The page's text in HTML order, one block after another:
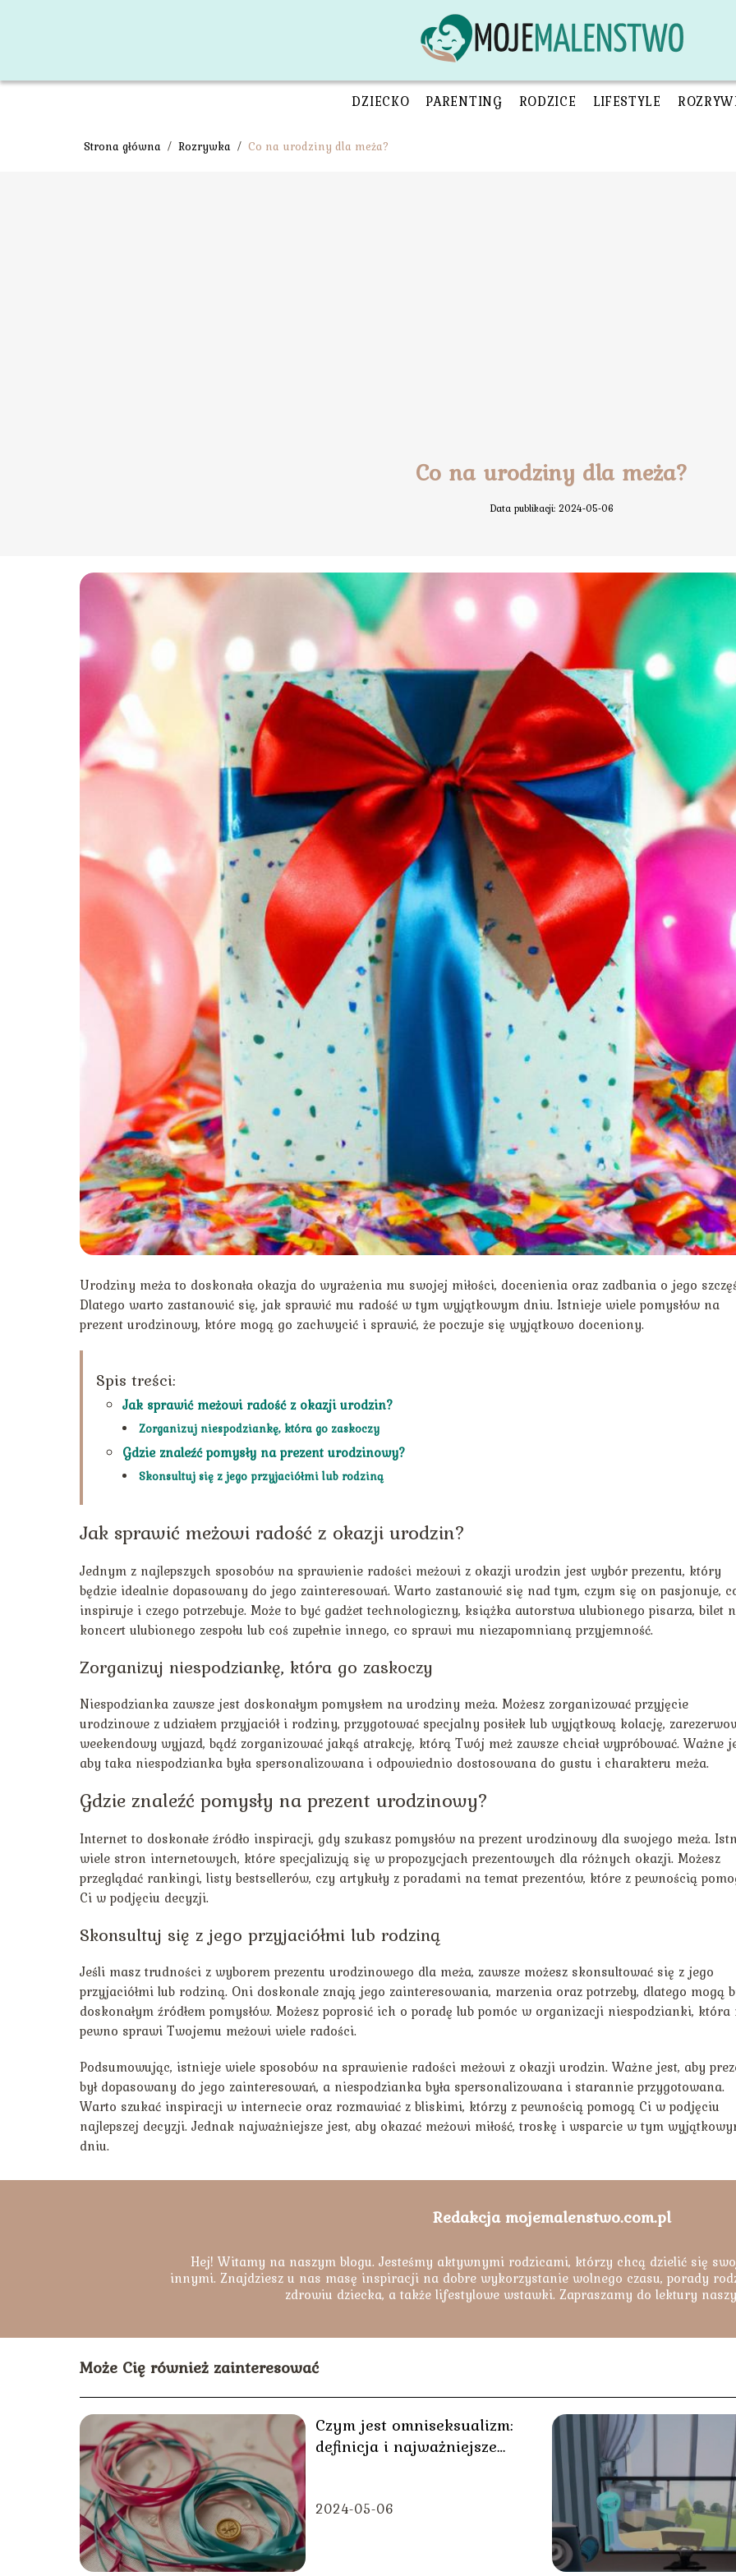
DZIECKO PARENTING RODZICE LIFESTYLE
Strona główna / Rozrywka / Co na urodziny dla meża?
Co na urodziny dla meża?
Data publikacji: 2024-05-06
Urodziny meża to doskonała okazja do wyrażenia mu swojej miłości, docenienia oraz zadbania o jego
Dlatego warto zastanowić się, jak sprawić mu radość w tym wyjątkowym dniu. Istnieje wiele pomysłów na
prezent urodzinowy, które mogą go zachwycić i sprawić, że poczuje się wyjątkowo doceniony.
Spis treści:
Jak sprawić meżowi radość z okazji urodzin?
Zorganizuj niespodziankę, która go zaskoczy
Gdzie znaleźć pomysły na prezent urodzinowy?
Skonsultuj się z jego przyjaciółmi lub rodziną
Jak sprawić meżowi radość z okazji urodzin?
Jednym z najlepszych sposobów na sprawienie radości meżowi z okazji urodzin jest wybór prezentu, który
będzie idealnie dopasowany do jego zainteresowań. Warto zastanowić się nad tym, czym się on pasjonuje,
inspiruje i czego potrzebuje. Może to być gadżet technologiczny, książka autorstwa ulubionego pisarza, bilet
koncert ulubionego zespołu lub coś zupełnie innego, co sprawi mu niezapomnianą przyjemność.
Zorganizuj niespodziankę, która go zaskoczy
Niespodzianka zawsze jest doskonałym pomysłem na urodziny meża. Możesz zorganizować przyjęcie
urodzinowe z udziałem przyjaciół i rodziny, przygotować specjalny posiłek lub wyjątkową kolację,
weekendowy wyjazd, bądź zorganizować jakąś atrakcję, którą Twój meż zawsze chciał wypróbować. Ważne
aby taka niespodzianka była spersonalizowana i odpowiednio dostosowana do gustu i charakteru meża.
Gdzie znaleźć pomysły na prezent urodzinowy?
Internet to doskonałe źródło inspiracji, gdy szukasz pomysłów na prezent urodzinowy dla swojego meża.
wiele stron internetowych, które specjalizują się w propozycjach prezentowych dla różnych okazji. Możesz
przeglądać rankingi, listy bestsellerów, czy artykuły z poradami na temat prezentów, które z pewnością
Ci w podjęciu decyzji.
Skonsultuj się z jego przyjaciółmi lub rodziną
Jeśli masz trudności z wyborem prezentu urodzinowego dla meża, zawsze możesz skonsultować się z jego
przyjaciółmi lub rodziną. Oni doskonale znają jego zainteresowania, marzenia oraz potrzeby, dlatego mogą
doskonałym źródłem pomysłów. Możesz poprosić ich o poradę lub pomóc w organizacji niespodzianki, która
pewno sprawi Twojemu meżowi wiele radości.
Podsumowując, istnieje wiele sposobów na sprawienie radości meżowi z okazji urodzin. Ważne jest, aby
był dopasowany do jego zainteresowań, a niespodzianka była spersonalizowana i starannie przygotowana.
Warto szukać inspiracji w internecie oraz rozmawiać z bliskimi, którzy z pewnością pomogą Ci w podjęciu
najlepszej decyzji. Jednak najważniejsze jest, aby okazać meżowi miłość, troskę i wsparcie w tym
dniu.
Redakcja mojemalenstwo.com.pl
Hej! Witamy na naszym blogu. Jesteśmy aktywnymi rodzicami, którzy chcą dzielić się
innymi. Znajdziesz u nas masę inspiracji na dobre wykorzystanie wolnego czasu, porady
zdrowiu dziecka, a także lifestylowe wstawki. Zapraszamy do lektury
Może Cię również zainteresować
Czym jest omniseksualizm:
definicja i najważniejsze
2024-05-06